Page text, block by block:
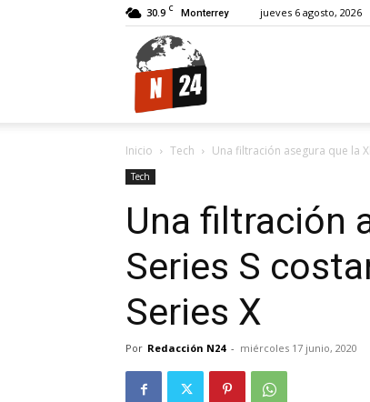
30.9 C Monterrey jueves 6 agosto, 2026
Inicio Tech Una filtración asegura que la
Tech
Una filtración
Series S
Series X
Por Redacción N24 - miércoles 17 junio, 2020